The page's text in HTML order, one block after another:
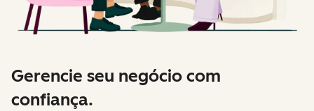
Gerencie seu negócio com
confiança.